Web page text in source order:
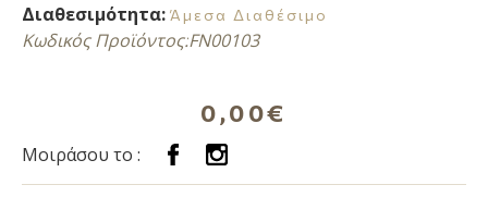
Διαθεσιμότητα: Άμεσα Διαθέσιμο
Κωδικός Προϊόντος:FN00103
0,00€
Μοιράσου το :